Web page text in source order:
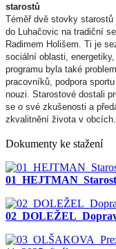
starostů
Téměř dvě stovky
do Luhačovic na tradiční
Radimem Holišem. Ti je
sociální oblasti,
programu byla také
pracovníků, podpora
nouzi. Starostové dostali
se o své zkušenosti a
zkvalitnění života v obcích.
Dokumenty ke stažení